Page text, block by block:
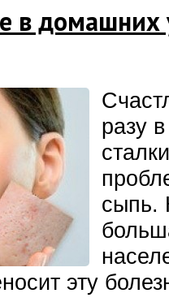
в домашних
разу
сыпь.
эту